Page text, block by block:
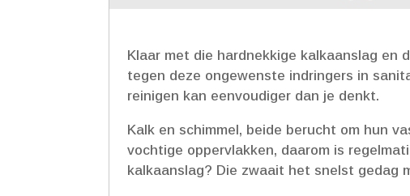
Klaar met die hardnekkige kalkaanslag en
tegen deze ongewenste indringers in
reinigen kan eenvoudiger dan je denkt.​
Kalk en schimmel, beide berucht om hun
vochtige oppervlakken, daarom is
kalkaanslag? Die zwaait het snelst gedag